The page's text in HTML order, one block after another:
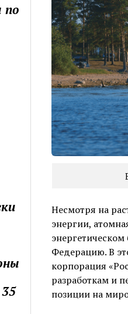
по
Несмотря на
энергии,
Федерацию. В
корпорация
разработкам и
позиции на